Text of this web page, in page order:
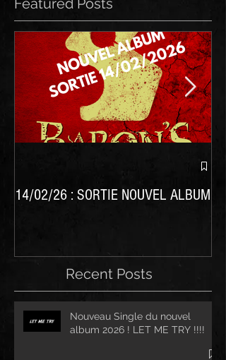
Featured Posts
14/02/26 : SORTIE NOUVEL ALBUM
Recent Posts
Nouveau Single du nouvel
album 2026 ! LET ME TRY !!!!